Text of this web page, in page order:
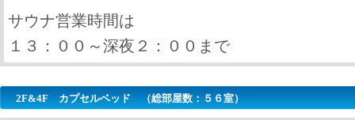
サウナ営業時間は
１３：００～深夜２：００まで
2F&4F カプセルベッド （総部屋数：５６室）